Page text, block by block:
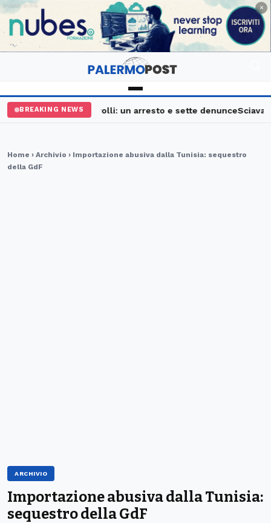
PUBBLICITÀ ×
BREAKING NEWS
Palermo, maxi controlli: un arresto e sette denunceSciavata
Home › Archivio › Importazione abusiva dalla Tunisia: sequestro
della GdF
ARCHIVIO
Importazione abusiva dalla Tunisia:
sequestro della GdF